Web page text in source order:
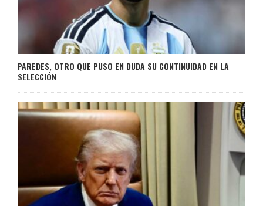
PAREDES, OTRO QUE PUSO EN DUDA SU CONTINUIDAD EN LA
SELECCIÓN